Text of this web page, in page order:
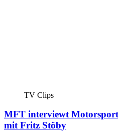
TV Clips
MFT interviewt
mit Fritz Stöby